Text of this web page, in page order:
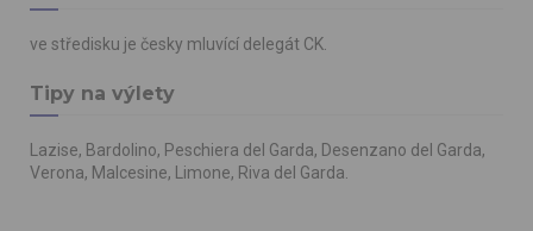
ve středisku je česky mluvící delegát CK.
Tipy na výlety
Lazise, Bardolino, Peschiera del Garda, Desenzano del Garda,
Verona, Malcesine, Limone, Riva del Garda.